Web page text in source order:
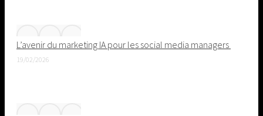
L’avenir du marketing IA pour les social media managers
19/02/2026